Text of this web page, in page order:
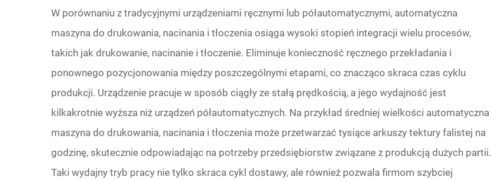
W porównaniu z tradycyjnymi urządzeniami ręcznymi lub półautomatycznymi, automatyczna
maszyna do drukowania, nacinania i tłoczenia osiąga wysoki stopień integracji wielu procesów,
takich jak drukowanie, nacinanie i tłoczenie. Eliminuje konieczność ręcznego przekładania i
ponownego pozycjonowania między poszczególnymi etapami, co znacząco skraca czas cyklu
produkcji. Urządzenie pracuje w sposób ciągły ze stałą prędkością, a jego wydajność jest
kilkakrotnie wyższa niż urządzeń półautomatycznych. Na przykład średniej wielkości automatyczna
maszyna do drukowania, nacinania i tłoczenia może przetwarzać tysiące arkuszy tektury falistej na
godzinę, skutecznie odpowiadając na potrzeby przedsiębiorstw związane z produkcją dużych partii.
Taki wydajny tryb pracy nie tylko skraca cykl dostawy, ale również pozwala firmom szybciej